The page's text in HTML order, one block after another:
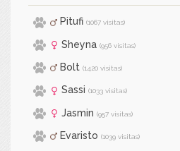
Pitufi (1067 visitas)
Sheyna (956 visitas)
Bolt (1420 visitas)
Sassi (1033 visitas)
Jasmin (957 visitas)
Evaristo (1039 visitas)